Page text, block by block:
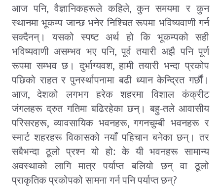
आज पनि,वैज्ञानिकहरूले कहिले,कुन समयमा र कुन
स्थानमा भूकम्प जान्छ भनेर निश्चित रूपमा भविष्यवाणी गर्न
सक्दैनन्। यसको स्पष्ट अर्थ हो कि भूकम्पको सही
भविष्यवाणी असम्भव भए पनि,पूर्व तयारी अझै पनि पूर्ण
रूपमा सम्भव छ। दुर्भाग्यवश,हामी तयारी भन्दा प्रकोप
पछिको राहत र पुनर्स्थापनामा बढी ध्यान केन्द्रित गर्छौं।
आज,देशको लगभग हरेक शहरमा विशाल कंक्रीट
जंगलहरू द्रुत गतिमा बढिरहेका छन्। बहु-तले आवासीय
परिसरहरू,व्यावसायिक भवनहरू,गगनचुम्बी भवनहरू र
स्मार्ट शहरहरू विकासको नयाँ पहिचान बनेका छन्। तर
सबैभन्दा ठूलो प्रश्न यो हो: के यी भवनहरू सामान्य
अवस्थाको लागि मात्र पर्याप्त बलियो छन् वा ठूलो
प्राकृतिक प्रकोपको सामना गर्न पनि पर्याप्त छन्?